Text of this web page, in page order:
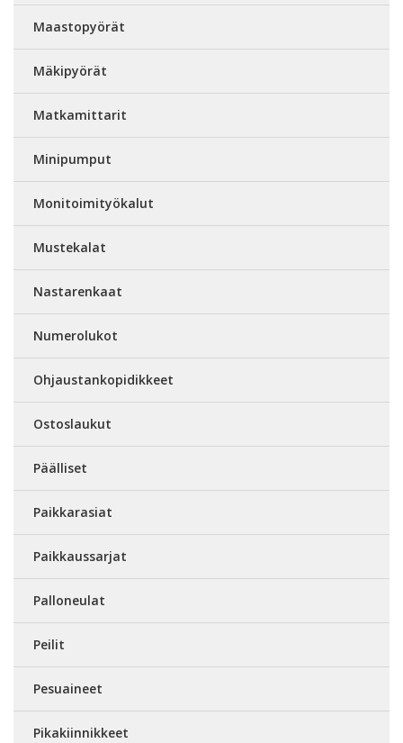
Maastopyörät
Mäkipyörät
Matkamittarit
Minipumput
Monitoimityökalut
Mustekalat
Nastarenkaat
Numerolukot
Ohjaustankopidikkeet
Ostoslaukut
Päälliset
Paikkarasiat
Paikkaussarjat
Palloneulat
Peilit
Pesuaineet
Pikakiinnikkeet